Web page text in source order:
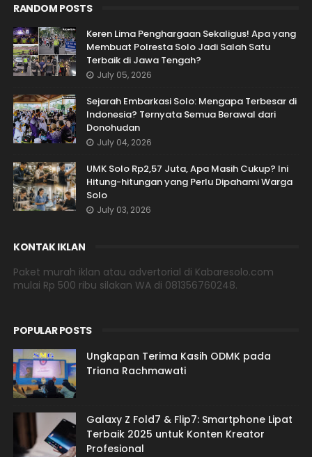
RANDOM POSTS
Keren Lima Penghargaan Sekaligus! Apa yang
Membuat Polresta Solo Jadi Salah Satu
Terbaik di Jawa Tengah?
July 05, 2026
Sejarah Embarkasi Solo: Mengapa Terbesar di
Indonesia? Ternyata Semua Berawal dari
Donohudan
July 04, 2026
UMK Solo Rp2,57 Juta, Apa Masih Cukup? Ini
Hitung-hitungan yang Perlu Dipahami Warga
Solo
July 03, 2026
KONTAK IKLAN
Paket murah iklan atau advertorial di Kabaresolo.com
mulai Rp 500 ribu silakan WA di 081356760248.
POPULAR POSTS
Ungkapan Terima Kasih ODMK pada
Triana Rachmawati
Galaxy Z Fold7 & Flip7: Smartphone Lipat
Terbaik 2025 untuk Konten Kreator
Profesional